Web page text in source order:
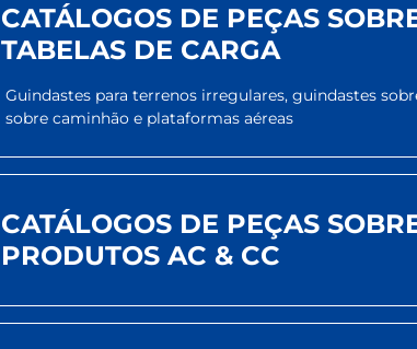
CATÁLOGOS DE PEÇAS
TABELAS DE CARGA
Guindastes para terrenos irregulares, guindastes
sobre caminhão e plataformas aéreas
CATÁLOGOS DE PEÇAS
PRODUTOS AC & CC